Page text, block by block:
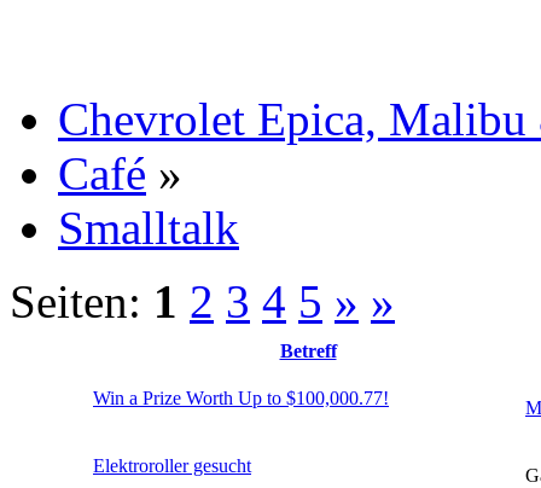
Chevrolet Epica,
Café »
Smalltalk
Seiten: 1 2 3 4 5 » »
Betreff
Win a Prize Worth Up to $100,000.77!
Elektroroller gesucht